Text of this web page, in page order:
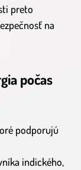
preto
na
počas
podporujú
indického,